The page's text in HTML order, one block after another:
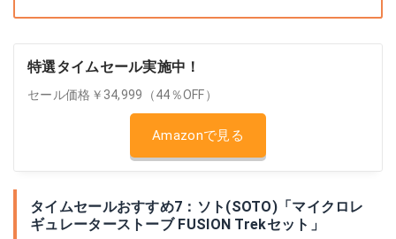
特選タイムセール実施中！
セール価格￥34,999（44％OFF）
Amazonで見る
タイムセールおすすめ7：ソト(SOTO)「マイクロレ
ギュレーターストーブ FUSION Trekセット」